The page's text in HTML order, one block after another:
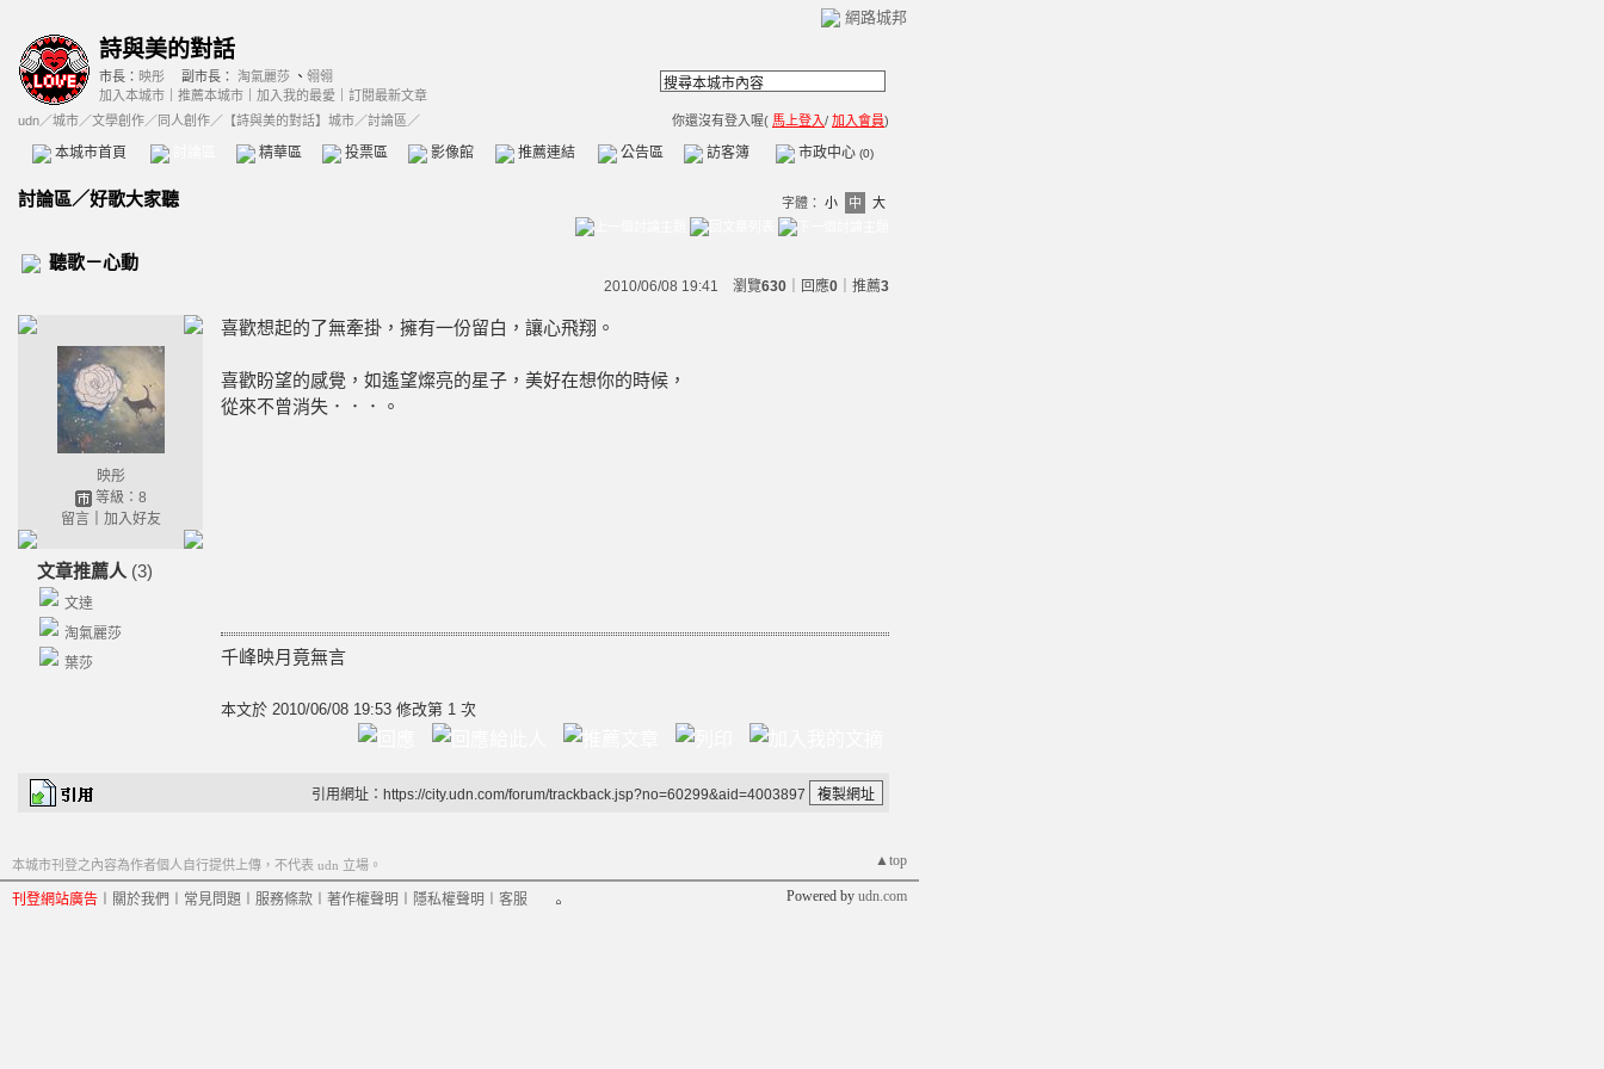
網路城邦
詩與美的對話
市長： 映彤 副市長： 淘氣麗莎 、 翎翎
加入本城市
推薦本城市 加入我的最愛
訂閱最新文章
udn／城市／文學創作／同人創作／ 【詩與美的對話】城市／討論區／ 你還沒有登入喔( 馬上登入/ 加入會員)
本城市首頁 精華區 投票區 影像館 推薦連結 公告區 訪客簿 市政中心 (0)
討論區／好歌大家聽 字體： 小 中 大
聽歌－心動
2010/06/08 19:41 瀏覽630 ｜回應0 推薦3
映彤
等級：8
留言｜ 加入好友
文章推薦人 (3)
文達
淘氣麗莎
葉莎
喜歡想起的了無牽掛，擁有一份留白，讓心飛翔。
喜歡盼望的感覺，如遙望燦亮的星子，美好在想你的時候，
從來不曾消失．．．。
千峰映月竟無言
本文於 2010/06/08 19:53 修改第 1 次
引用網址：https://city.udn.com/forum/trackback.jsp?no=60299&aid=4003897
▲top
本城市刊登之內容為作者個人自行提供上傳，不代表 udn 立場。
刊登網站廣告 關於我們 常見問題 服務條款 著作權聲明 隱私權聲明 客服 Powered by udn.com